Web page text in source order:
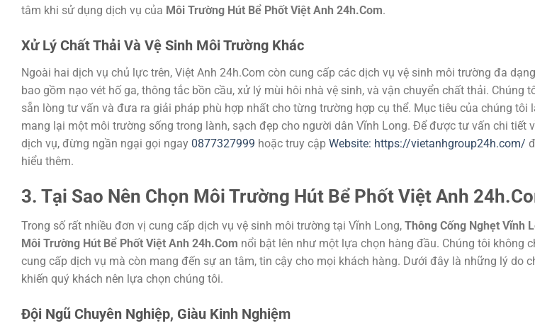
tâm khi sử dụng dịch vụ của Môi Trường Hút Bể Phốt Việt Anh 24h.Com.
Xử Lý Chất Thải Và Vệ Sinh Môi Trường Khác
Ngoài hai dịch vụ chủ lực trên, Việt Anh 24h.Com còn cung cấp các dịch vụ vệ sinh môi trường đa
bao gồm nạo vét hố ga, thông tắc bồn cầu, xử lý mùi hôi nhà vệ sinh, và vận chuyển chất thải. Chúng
sẵn lòng tư vấn và đưa ra giải pháp phù hợp nhất cho từng trường hợp cụ thể. Mục tiêu của chúng tôi
mang lại một môi trường sống trong lành, sạch đẹp cho người dân Vĩnh Long. Để được tư vấn chi tiết
dịch vụ, đừng ngần ngại gọi ngay 0877327999 hoặc truy cập Website: https://vietanhgroup24h.com/
hiểu thêm.
3. Tại Sao Nên Chọn Môi Trường Hút Bể Phốt Việt Anh
Trong số rất nhiều đơn vị cung cấp dịch vụ vệ sinh môi trường tại Vĩnh Long, Thông Cống Nghẹt Vĩnh
Môi Trường Hút Bể Phốt Việt Anh 24h.Com nổi bật lên như một lựa chọn hàng đầu. Chúng tôi không
cung cấp dịch vụ mà còn mang đến sự an tâm, tin cậy cho mọi khách hàng. Dưới đây là những lý do
khiến quý khách nên lựa chọn chúng tôi.
Đội Ngũ Chuyên Nghiệp, Giàu Kinh Nghiệm